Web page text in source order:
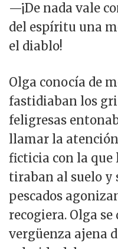
—¡De nada vale
del espíritu una
el diablo!
Olga conocía de
fastidiaban los
feligresas
llamar la
ficticia con la que
tiraban al suelo y
pescados
recogiera. Olga
vergüenza ajena